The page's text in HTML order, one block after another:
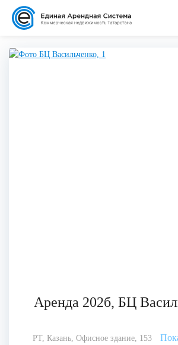
Аренда 202б, БЦ
РТ, Казань, Офисное здание, 153